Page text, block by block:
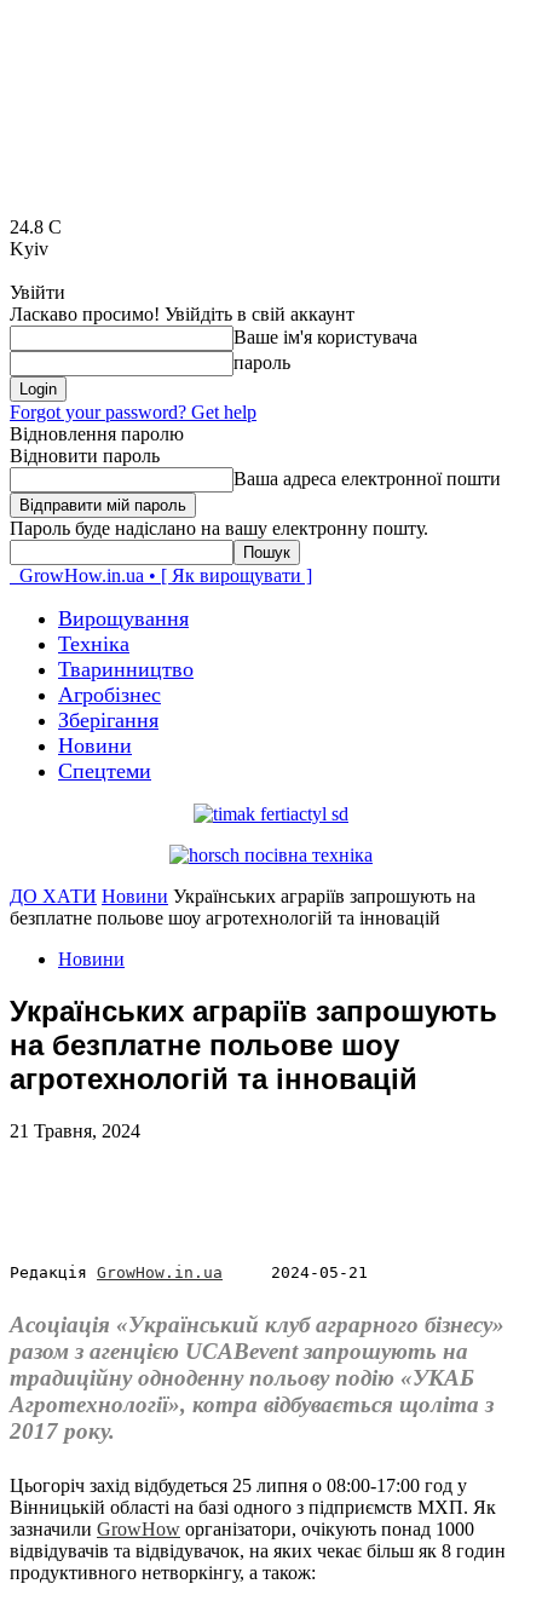
24.8 C
Kyiv
Увійти
Ласкаво просимо! Увійдіть в свій аккаунт
Ваше ім'я користувача
пароль
Forgot your password? Get help
Відновлення паролю
Відновити пароль
Ваша адреса електронної пошти
Пароль буде надіслано на вашу електронну пошту.
GrowHow.in.ua • [ Як вирощувати ]
Вирощування
Техніка
Тваринництво
Агробізнес
Зберігання
Новини
Спецтеми
ДО ХАТИ Новини Українських аграріїв запрошують на
безплатне польове шоу агротехнологій та інновацій
Новини
Українських аграріїв запрошують
на безплатне польове шоу
агротехнологій та інновацій
21 Травня, 2024
Редакція GrowHow.in.ua 2024-05-21
Асоціація «Український клуб аграрного бізнесу»
разом з агенцією UCABevent запрошують на
традиційну одноденну польову подію «УКАБ
Агротехнології», котра відбувається щоліта з
2017 року.
Цьогоріч захід відбудеться 25 липня о 08:00-17:00 год у
Вінницькій області на базі одного з підприємств МХП. Як
зазначили GrowHow організатори, очікують понад 1000
відвідувачів та відвідувачок, на яких чекає більш як 8 годин
продуктивного нетворкінгу, а також: